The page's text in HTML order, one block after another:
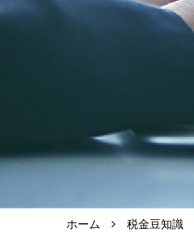
ホーム 税金豆知識